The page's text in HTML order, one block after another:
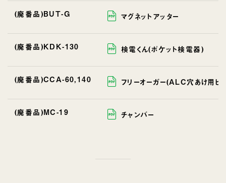
(廃番品)BUT-G マグネットアッター
(廃番品)KDK-130 検電くん(ポケット検電器)
(廃番品)CCA-60,140 フリーオーガー(ALC穴あけ用ビ
(廃番品)MC-19 チャンバー